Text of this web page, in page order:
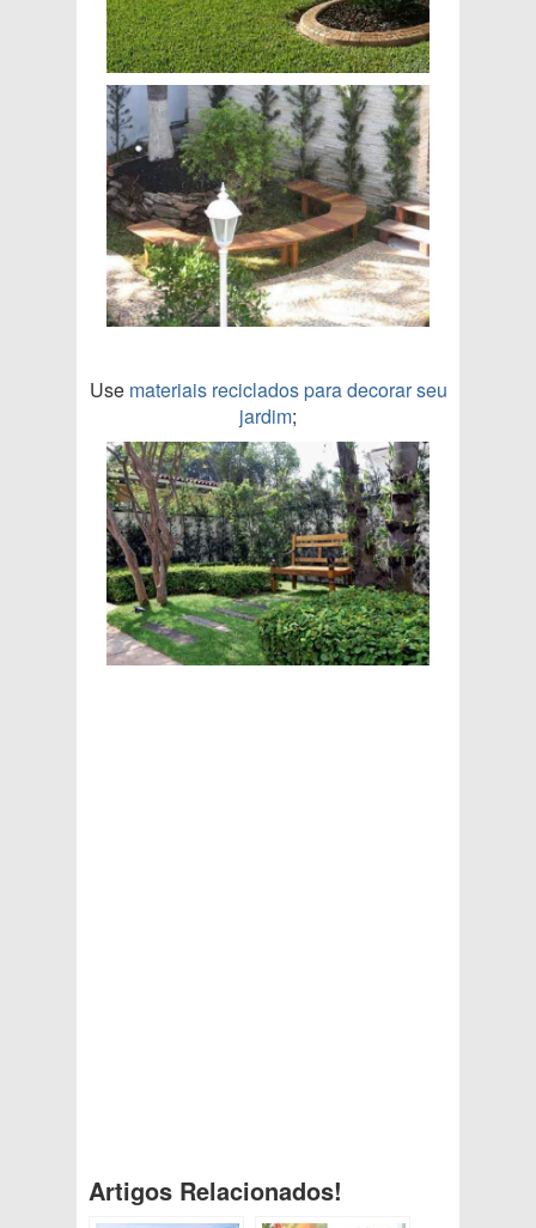
Use materiais reciclados para decorar seu
jardim;
Artigos Relacionados!